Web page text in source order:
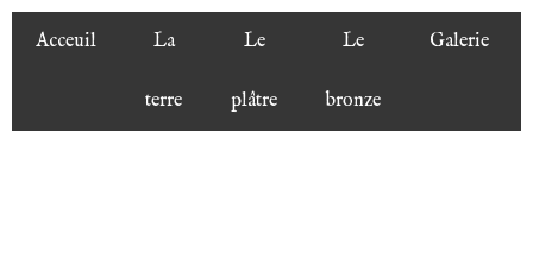
Acceuil La
terre
Le
plâtre
Le
bronze
Galerie